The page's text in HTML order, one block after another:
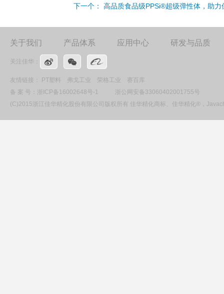
下一个： 高品质食品级PPSi®超级弹性体，助力
关于我们 产品体系 应用中心 研发与品质
关注佳华：
友情链接： PT塑料 弗戈工业 荣格工业
赛百库
备 案 号： 浙ICP备16002648号-1
浙公网安备33060402001755号
(C)2015浙江佳华精化股份有限公司版权所有 佳华精化商标、佳华精化®，